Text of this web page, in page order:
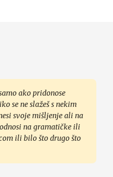
ako pridonose
se ne slažeš s nekim
svoje mišljenje ali na
na gramatičke ili
ili bilo što drugo što